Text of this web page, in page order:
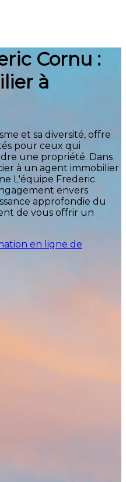
Cornu :
à
et sa diversité, offre
pour ceux qui
une propriété. Dans
à un agent immobilier
L'équipe Frederic
envers
approfondie du
de vous offrir un
en ligne de